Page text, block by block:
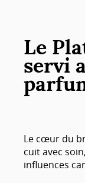
Le
servi
Le cœur du
cuit avec
influences